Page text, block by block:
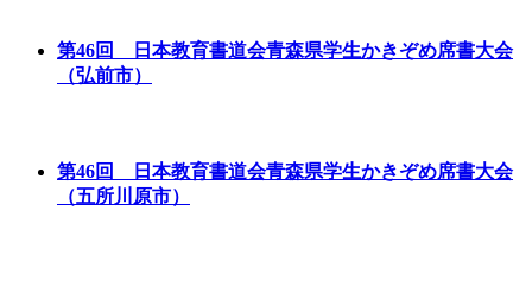
第46回 日本教育書道会青森県学生かきぞめ席書大会
（弘前市）
第46回 日本教育書道会青森県学生かきぞめ席書大会
（五所川原市）